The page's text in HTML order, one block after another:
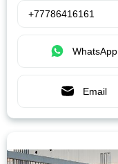
+77786416161
WhatsApp
Email